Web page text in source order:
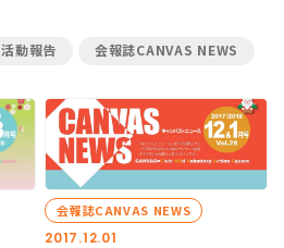
活動報告 会報誌CANVAS NEWS
2017.12.01
会報誌CANVAS NEWS